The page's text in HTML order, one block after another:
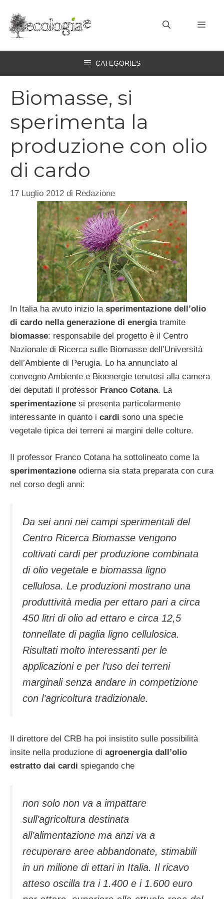
contenuto
CATEGORIES
Biomasse, si
sperimenta la
produzione con olio
di cardo
17 Luglio 2012 di Redazione
In Italia ha avuto inizio la sperimentazione dell’olio
di cardo nella generazione di energiatramite
biomasse: responsabile del progetto è il Centro
Nazionale di Ricerca sulle Biomasse dell’Università
dell’Ambiente di Perugia. Lo ha annunciato al
convegno Ambiente e Bioenergie tenutosi alla camera
dei deputati il professor Franco Cotana. La
sperimentazione si presenta particolarmente
interessante in quanto i cardi sono una specie
vegetale tipica dei terreni ai margini delle colture.
Il professor Franco Cotana ha sottolineato come la
sperimentazione odierna sia stata preparata con cura
nel corso degli anni:
Da sei anni nei campi sperimentali del
Centro Ricerca Biomasse vengono
coltivati cardi per produzione combinata
di olio vegetale e biomassa ligno
cellulosa. Le produzioni mostrano una
produttività media per ettaro pari a circa
450 litri di olio ad ettaro e circa 12,5
tonnellate di paglia ligno cellulosica.
Risultati molto interessanti per le
applicazioni e per l’uso dei terreni
marginali senza andare in competizione
con l’agricoltura tradizionale.
Il direttore del CRB ha poi insistito sulle possibilità
insite nella produzione di agroenergia dall’olio
estratto dai cardi spiegando che
non solo non va a impattare
sull’agricoltura destinata
all’alimentazione ma anzi va a
recuperare aree abbandonate, stimabili
in un milione di ettari in Italia. Il ricavo
atteso oscilla tra i 1.400 e i 1.600 euro